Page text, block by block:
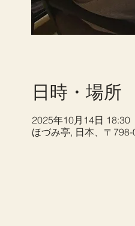
日時・場所
2025年10月14日 18:30
ほづみ亭, 日本、〒